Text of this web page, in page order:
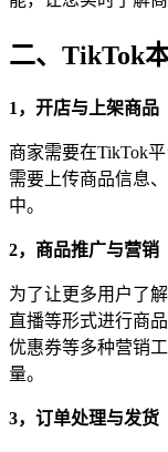
二、TikTok
1，开店与上架商品
商家需要在TikTok
需要上传商品信息
中。
2，商品推广与营销
为了让更多用户了
直播等形式进行商
优惠券等多种营销
量。
3，订单处理与发货